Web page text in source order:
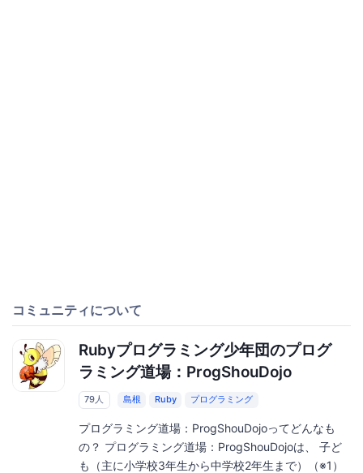
コミュニティについて
Rubyプログラミング少年団のプログ
ラミング道場：ProgShouDojo
79人 島根 Ruby プログラミング
プログラミング道場：ProgShouDojoってどんなも
の？ プログラミング道場：ProgShouDojoは、 子ど
も（主に小学校3年生から中学校2年生まで）（※1）